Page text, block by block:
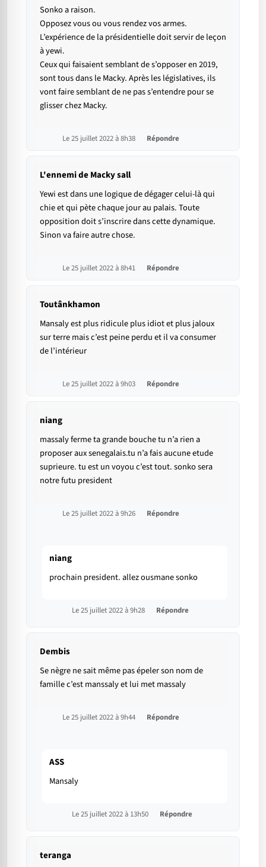
Sonko a raison.
Opposez vous ou vous rendez vos armes.
L’expérience de la présidentielle doit servir de leçon
à yewi.
Ceux qui faisaient semblant de s’opposer en 2019,
sont tous dans le Macky. Après les législatives, ils
vont faire semblant de ne pas s’entendre pour se
glisser chez Macky.
Le 25 juillet 2022 à 8h38 Répondre
L'ennemi de Macky sall
Yewi est dans une logique de dégager celui-là qui
chie et qui pète chaque jour au palais. Toute
opposition doit s’inscrire dans cette dynamique.
Sinon va faire autre chose.
Le 25 juillet 2022 à 8h41 Répondre
Toutânkhamon
Mansaly est plus ridicule plus idiot et plus jaloux
sur terre mais c’est peine perdu et il va consumer
de l’intérieur
Le 25 juillet 2022 à 9h03 Répondre
niang
massaly ferme ta grande bouche tu n’a rien a
proposer aux senegalais.tu n’a fais aucune etude
suprieure. tu est un voyou c’est tout. sonko sera
notre futu president
Le 25 juillet 2022 à 9h26 Répondre
niang
prochain president. allez ousmane sonko
Le 25 juillet 2022 à 9h28 Répondre
Dembis
Se nègre ne sait même pas épeler son nom de
famille c’est manssaly et lui met massaly
Le 25 juillet 2022 à 9h44 Répondre
ASS
Mansaly
Le 25 juillet 2022 à 13h50 Répondre
teranga